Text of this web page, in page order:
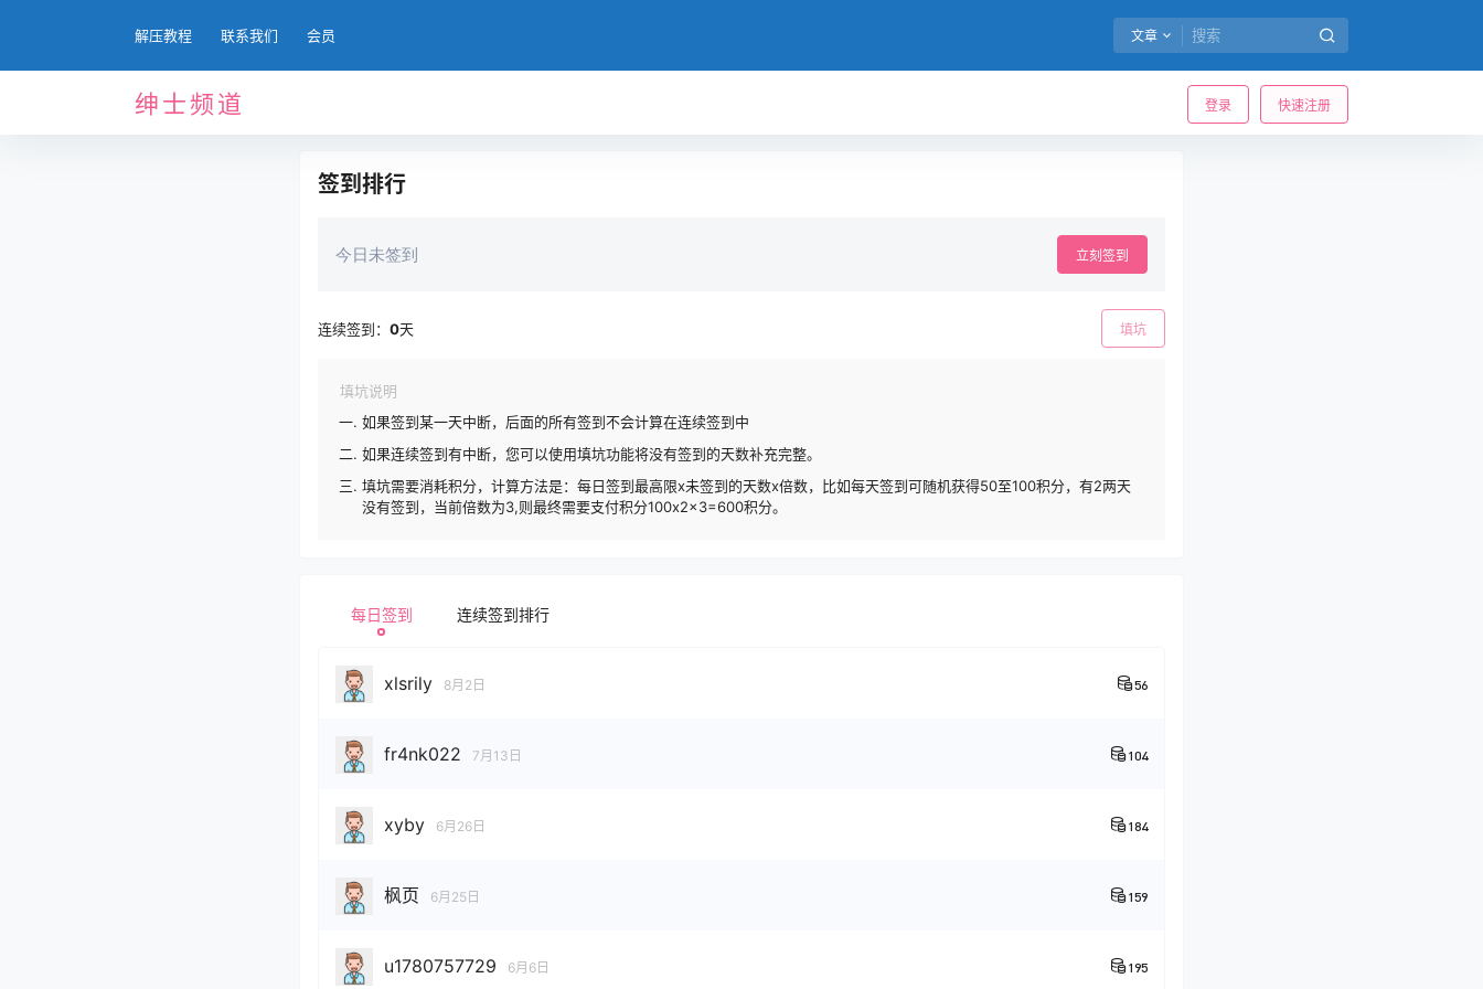
解压教程 联系我们 会员 文章
绅士频道 登录 快速注册
签到排行
今日未签到 立刻签到
连续签到： 0天 填坑
填坑说明
如果签到某一天中断，后面的所有签到不会计算在连续签到中
如果连续签到有中断，您可以使用填坑功能将没有签到的天数补充完整。
填坑需要消耗积分，计算方法是：每日签到最高限x未签到的天数x倍数，比如每天签到可随机获得50至100积分，有2两天
没有签到，当前倍数为3,则最终需要支付积分100x2x3=600积分。
每日签到 连续签到排行
xlsrily 8月2日 56
fr4nk022 7月13日 104
xyby 6月26日 184
枫页 6月25日 159
u1780757729 6月6日 195